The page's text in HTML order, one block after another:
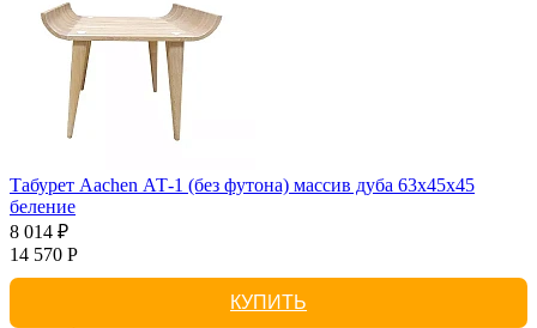
Табурет Aachen АТ-1 (без футона) массив дуба 63х45х45
беление
8 014 ₽
14 570 Р
КУПИТЬ